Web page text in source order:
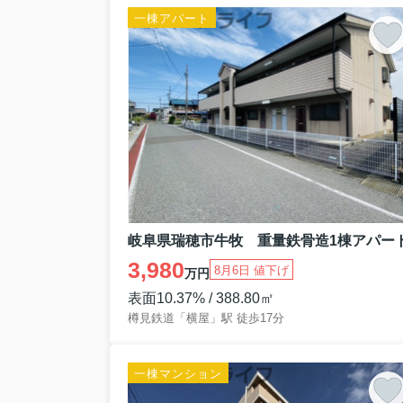
一棟アパート
岐阜県瑞穂市牛牧 重量鉄骨造1棟アパー
3,980万円 8月6日 値下げ
表面10.37% / 388.80㎡
樽見鉄道「横屋」駅 徒歩17分
一棟マンション